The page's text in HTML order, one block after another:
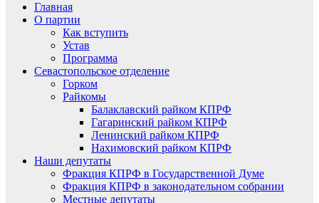
Главная
О партии
Как вступить
Устав
Программа
Севастопольское отделение
Горком
Райкомы
Балаклавский райком КПРФ
Гагаринский райком КПРФ
Ленинский райком КПРФ
Нахимовский райком КПРФ
Наши депутаты
Фракция КПРФ в Государственной Думе
Фракция КПРФ в законодательном собрании
Местные депутаты